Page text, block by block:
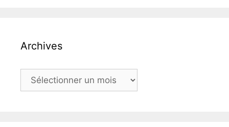
Archives
Archives